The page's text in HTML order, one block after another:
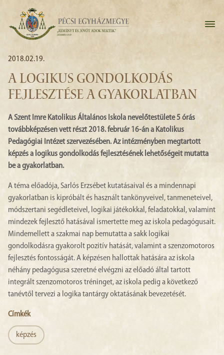
2018.02.19.
A LOGIKUS GONDOLKODÁS
FEJLESZTÉSE A GYAKORLATBAN
A Szent Imre Katolikus Általános Iskola nevelőtestülete 5 órás
továbbképzésen vett részt 2018. február 16-án a Katolikus
Pedagógiai Intézet szervezésében. Az intézményben megtartott
képzés a logikus gondolkodás fejlesztésének lehetőségeit mutatta
be a gyakorlatban.
A téma előadója, Sarlós Erzsébet kutatásaival és a mindennapi
gyakorlatban is kipróbált és használt tankönyveivel, tanmeneteivel,
módszertani segédleteivel, logikai játékokkal, feladatokkal, valamint
mindezek fejlesztő hatásával ismertette meg az iskola pedagógusait.
Mindemellett a szakmai nap bemutatta a sakk logikai
gondolkodásra gyakorolt pozitív hatását, valamint a szenzomotoros
fejlesztés fontosságát. A képzésen hallottak hatására az iskola
néhány pedagógusa szeretné elvégzni az előadó által tartott
integrált szenzomotoros tréninget, az iskola pedig a következő
tanévtől tervezi a logika tantárgy oktatásának bevezetését.
Címkék
képzés